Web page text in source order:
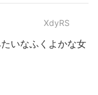
XdyRS
いなふくよかな女